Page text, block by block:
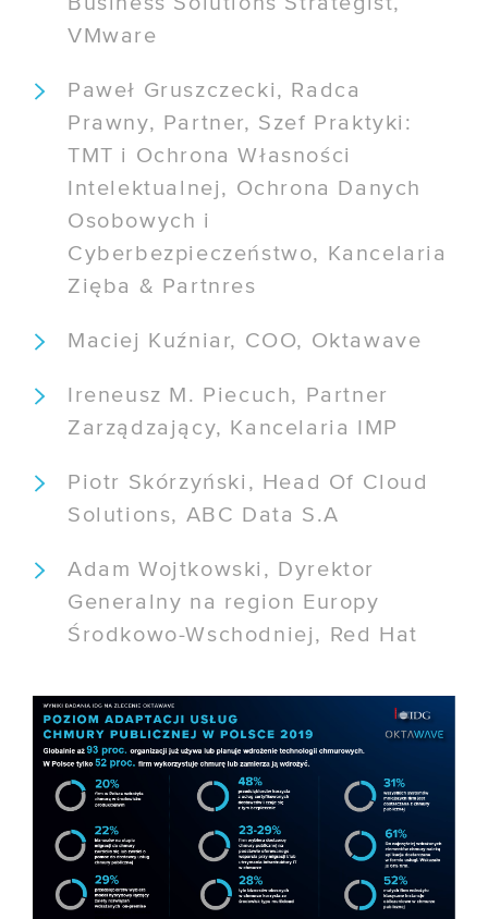
VMware
Paweł Gruszczecki, Radca
Prawny, Partner, Szef Praktyki:
TMT i Ochrona Własności
Intelektualnej, Ochrona Danych
Osobowych i
Cyberbezpieczeństwo, Kancelaria
Zięba & Partnres
Maciej Kuźniar, COO, Oktawave
Ireneusz M. Piecuch, Partner
Zarządzający, Kancelaria IMP
Piotr Skórzyński, Head Of Cloud
Solutions, ABC Data S.A
Adam Wojtkowski, Dyrektor
Generalny na region Europy
Środkowo-Wschodniej, Red Hat